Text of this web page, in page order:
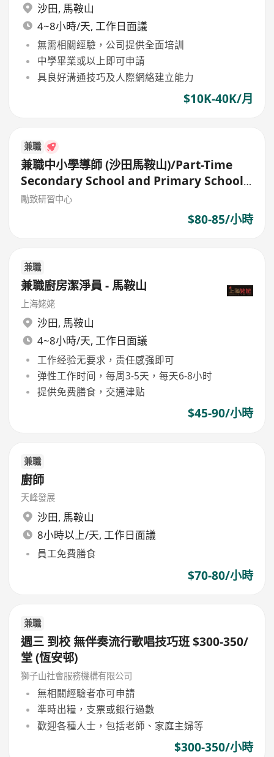
沙田, 馬鞍山
4~8小時/天, 工作日面議
無需相關經驗，公司提供全面培訓
中學畢業或以上即可申請
具良好溝通技巧及人際網絡建立能力
$10K-40K/月
兼職
兼職中小學導師 (沙田馬鞍山)/Part-Time
Secondary School and Primary School
Tutor
勵致研習中心
$80-85/小時
兼職
兼職廚房潔淨員 - 馬鞍山
上海姥姥
沙田, 馬鞍山
4~8小時/天, 工作日面議
工作经验无要求，责任感强即可
弹性工作时间，每周3-5天，每天6-8小时
提供免费膳食，交通津贴
$45-90/小時
兼職
廚師
天峰發展
沙田, 馬鞍山
8小時以上/天, 工作日面議
員工免費膳食
$70-80/小時
兼職
週三 到校 無伴奏流行歌唱技巧班 $300-350/
堂 (恆安邨)
獅子山社會服務機構有限公司
無相關經驗者亦可申請
準時出糧，支票或銀行過數
歡迎各種人士，包括老師、家庭主婦等
$300-350/小時